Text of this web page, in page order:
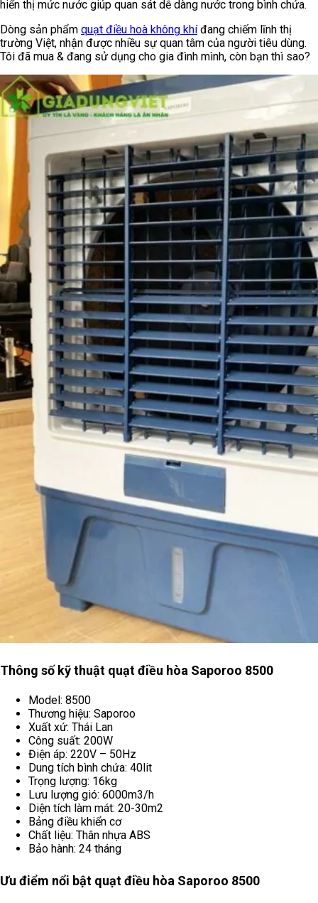
hiển thị mức nước giúp quan sát dễ dàng nước trong bình chứa.
Dòng sản phẩm quạt điều hoà không khíđang chiếm lĩnh thị
trường Việt, nhận được nhiều sự quan tâm của người tiêu dùng.
Tôi đã mua & đang sử dụng cho gia đình mình, còn bạn thì sao?
Thông số kỹ thuật quạt điều hòa Saporoo 8500
Model: 8500
Thương hiệu: Saporoo
Xuất xứ: Thái Lan
Công suất: 200W
Điện áp: 220V – 50Hz
Dung tích bình chứa: 40lit
Trọng lượng: 16kg
Lưu lượng gió: 6000m3/h
Diện tích làm mát: 20-30m2
Bảng điều khiển cơ
Chất liệu: Thân nhựa ABS
Bảo hành: 24 tháng
Ưu điểm nổi bật quạt điều hòa Saporoo 8500